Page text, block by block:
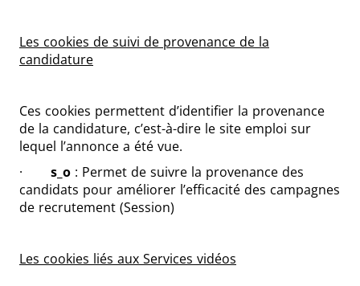
Les cookies de suivi de provenance de la
candidature
Ces cookies permettent d’identifier la provenance
de la candidature, c’est-à-dire le site emploi sur
lequel l’annonce a été vue.
· s_o : Permet de suivre la provenance des
candidats pour améliorer l’efficacité des campagnes
de recrutement (Session)
Les cookies liés aux Services vidéos